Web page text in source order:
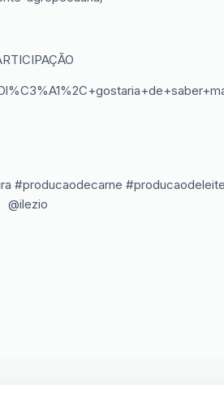
#producaodecarne
@ilezio